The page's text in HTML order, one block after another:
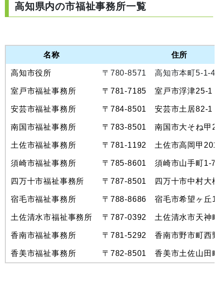
高知県内の市福祉事務所一覧
名称 住所
高知市役所 〒780-8571 高知市本町5-1-
室戸市福祉事務所 〒781-7185 室戸市浮津25-1
安芸市福祉事務所 〒784-8501 安芸市土居82-1
南国市福祉事務所 〒783-8501 南国市大そね甲
土佐市福祉事務所 〒781-1192 土佐市高岡甲
須崎市福祉事務所 〒785-8601 須崎市山手町1-7
四万十市福祉事務所 〒787-8501 四万十市中村大
宿毛市福祉事務所 〒788-8686 宿毛市希望ヶ丘1
土佐清水市福祉事務所 〒787-0392 土佐清水市天神
香南市福祉事務所 〒781-5292 香南市野市町西
香美市福祉事務所 〒782-8501 香美市土佐山田